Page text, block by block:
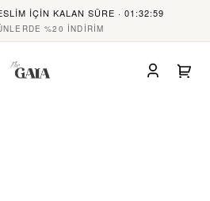
İÇİN KALAN SÜRE · 01:32:59
%20 İNDİRİM